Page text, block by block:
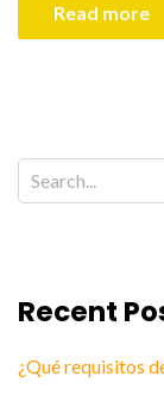
Read more
Recent
¿Qué requisitos